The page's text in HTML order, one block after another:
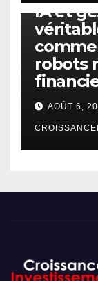
IA et
robots
AOÛT 6,